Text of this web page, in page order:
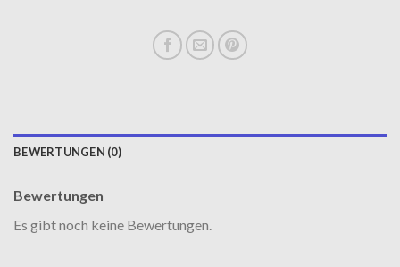
BEWERTUNGEN (0)
Bewertungen
Es gibt noch keine Bewertungen.